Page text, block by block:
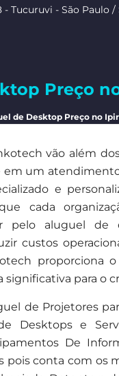
Tucuruvi - São Paulo /
Preço
de Desktop Preço no
vão além
um
e
cada
pelo aluguel
custos
proporciona o
para o
de Projetores
Desktops e
De
pois conta com os